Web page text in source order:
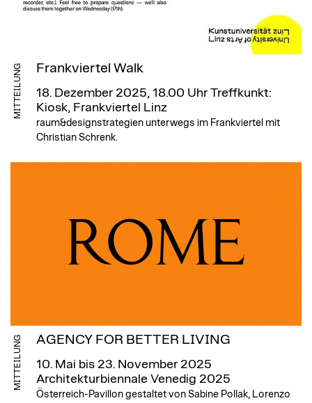
MITTEILUNG Frankviertel Walk
18. Dezember 2025, 18.00 Uhr Treffkunkt:
Kiosk, Frankviertel Linz
raum&designstrategien unterwegs im Frankviertel mit
Christian Schrenk.
MITTEILUNG AGENCY FOR BETTER LIVING
10. Mai bis 23. November 2025
Architekturbiennale Venedig 2025
Österreich-Pavillon gestaltet von Sabine Pollak, Lorenzo